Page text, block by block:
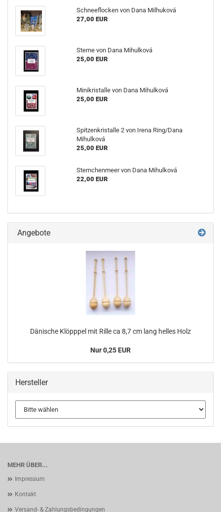
Schneeflocken von Dana Milhuková
27,00 EUR
Sterne von Dana Mihulková
25,00 EUR
Minikristalle von Dana Mihulková
25,00 EUR
Spitzenkristalle 2 von Irena Ring/Dana
Mihulková
25,00 EUR
Sternchenmeer von Dana Mihulková
22,00 EUR
Angebote
Dänische Klöpppel mit Rille ca 8,7 cm lang helles Holz
Nur 0,25 EUR
Hersteller
MEHR ÜBER...
Impressum
Kontakt
Versand- & Zahlungsbedingungen